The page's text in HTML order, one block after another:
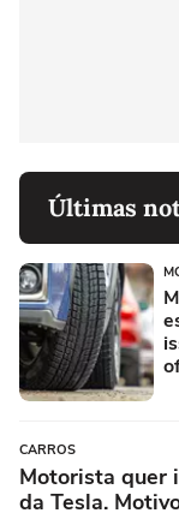
Últimas
CARROS
Motorista quer
da Tesla.